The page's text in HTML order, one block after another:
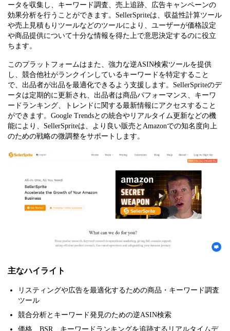
ータを収集し、キーワード調査、売上追跡、広告キャンペーンの
効果分析を行うことができます。SellerSpriteは、収益性計算ツール
や売上見積もりツールなどのツールにより、ユーザーが価格設定
や商品提供について十分な情報を得た上で意思決定するのに役立
ちます。
このプラットフォームはまた、強力な逆ASIN検索ツールを提供
し、競合他社がランクインしているキーワードを特定すること
で、出品者が出品を最適化できるよう支援します。SellerSpriteのデ
ータは定期的に更新され、出品者は商品パフォーマンス、キーワ
ードランキング、トレンドに関する最新情報にアクセスすること
ができます。Google Trendsとの統合やリアルタイム更新などの機
能により、SellerSpriteは、より良い販売とAmazonでの知名度向上
のための戦略の微調整をサポートします。
主なハイライト
リスティングや広告を最適化するための商品・キーワード調査
ツール
競合分析とキーワード発見のための逆ASIN検索
価格、BSR、キーワードランキングを追跡するリアルタイムデ